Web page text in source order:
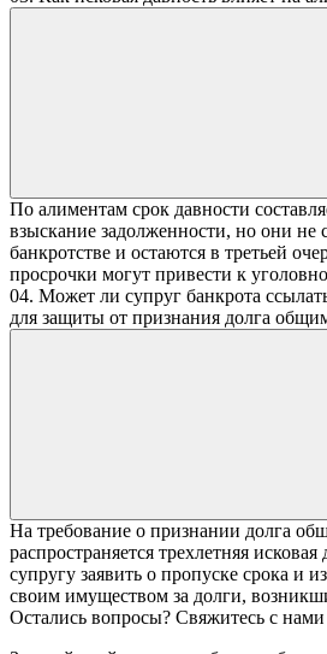
По алиментам срок давности
взыскание задолженности, но они не
банкротстве и остаются в третьей
просрочки могут привести к
04. Может ли супруг банкрота
для защиты от признания долга
На требование о признании долга
распространяется трехлетняя исковая
супругу заявить о пропуске срока и
своим имуществом за долги,
Остались вопросы? Свяжитесь с